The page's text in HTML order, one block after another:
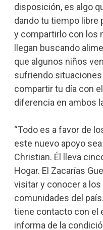
disposición, es algo
dando tu tiempo libre
y compartirlo con los
llegan buscando
que algunos niños
sufriendo
compartir tu día con
diferencia en ambos
“Todo es a favor de
este nuevo apoyo
Christian. Él lleva
Hogar. El Zacarías
visitar y conocer a
comunidades del
tiene contacto con el
informa de la